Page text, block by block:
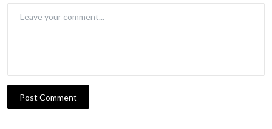
Post Comment